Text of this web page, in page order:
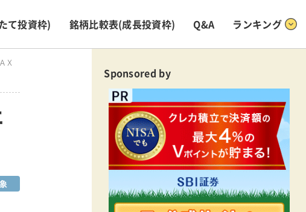
て投資枠) 銘柄比較表(成長投資枠) Q&A ランキング
Ｘ
Sponsored by